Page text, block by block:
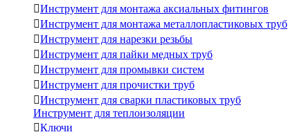
Инструмент для монтажа аксиальных фитингов
Инструмент для монтажа металлопластиковых труб
Инструмент для нарезки резьбы
Инструмент для пайки медных труб
Инструмент для промывки систем
Инструмент для прочистки труб
Инструмент для сварки пластиковых труб
Инструмент для теплоизоляции
Ключи